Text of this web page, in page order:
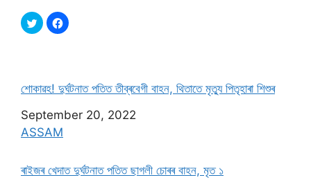
শােকাৱহ! দুৰ্ঘটনাত পতিত তীব্ৰবেগী বাহন, থিতাতে মৃত্যু পিতৃহাৰা শিশুৰ
Date
September 20, 2022
In relation to
ASSAM
ৰাইজৰ খেদাত দুৰ্ঘটনাত পতিত ছাগলী চােৰৰ বাহন, মৃত ১